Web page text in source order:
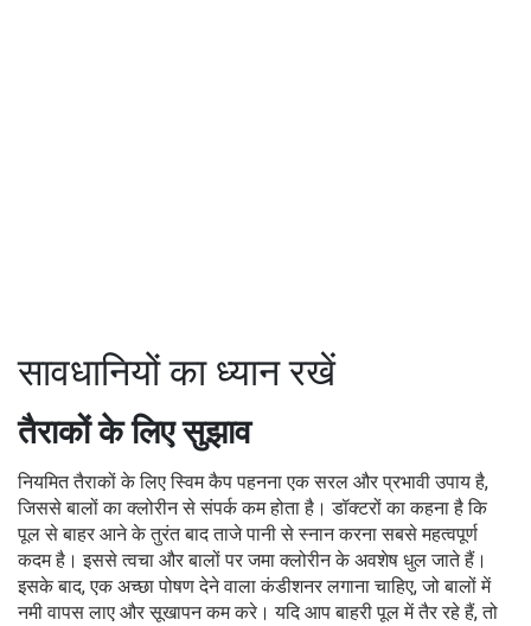
सावधानियों का ध्यान रखें
तैराकों के लिए सुझाव
नियमित तैराकों के लिए स्विम कैप पहनना एक सरल और प्रभावी उपाय है,
जिससे बालों का क्लोरीन से संपर्क कम होता है। डॉक्टरों का कहना है कि
पूल से बाहर आने के तुरंत बाद ताजे पानी से स्नान करना सबसे महत्वपूर्ण
कदम है। इससे त्वचा और बालों पर जमा क्लोरीन के अवशेष धुल जाते हैं।
इसके बाद, एक अच्छा पोषण देने वाला कंडीशनर लगाना चाहिए, जो बालों में
नमी वापस लाए और सूखापन कम करे। यदि आप बाहरी पूल में तैर रहे हैं, तो